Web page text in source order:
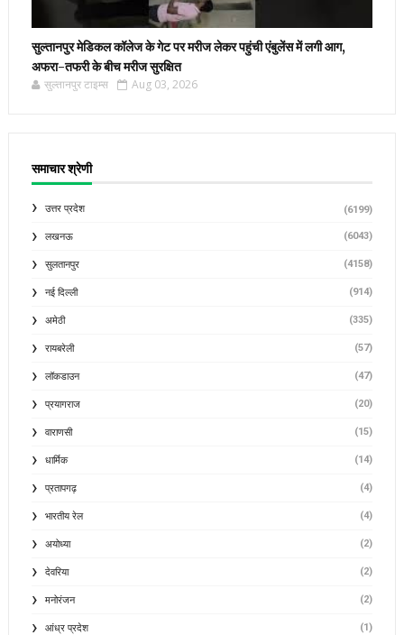
सुल्तानपुर मेडिकल कॉलेज के गेट पर मरीज लेकर पहुंची एंबुलेंस में लगी आग,
अफरा-तफरी के बीच मरीज सुरक्षित
सुल्तानपुर टाइम्स Aug 03, 2026
समाचार श्रेणी
उत्तर प्रदेश (6199)
लखनऊ (6043)
सुलतानपुर (4158)
नई दिल्ली (914)
अमेठी (335)
रायबरेली (57)
लॉकडाउन (47)
प्रयागराज (20)
वाराणसी (15)
धार्मिक (14)
प्रतापगढ़ (4)
भारतीय रेल (4)
अयोध्या (2)
देवरिया (2)
मनोरंजन (2)
आंध्र प्रदेश (1)